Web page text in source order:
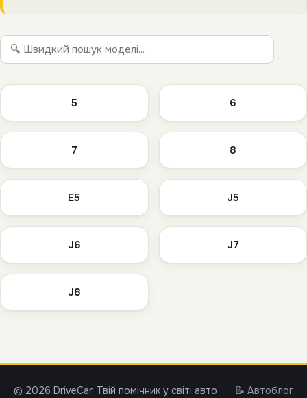
5 6
7 8
E5 J5
J6 J7
J8
© 2026 DriveCar. Твій помічник у світі авто 📝 Автоблог